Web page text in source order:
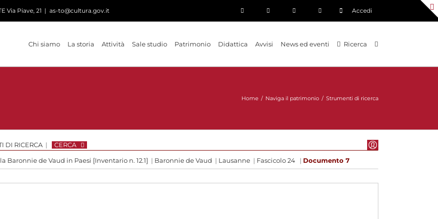
Via Piave, 21 | as-to@cultura.gov.it Accedi
Chi siamo La storia Attività Sale studio Patrimonio Didattica Avvisi News ed eventi Ricerca
Home / Naviga il patrimonio / Strumenti di ricerca
DI RICERCA | CERCA
Baronnie de Vaud in Paesi [Inventario n. 12.1] | Baronnie de Vaud | Lausanne | Fascicolo 24 | Documento 7